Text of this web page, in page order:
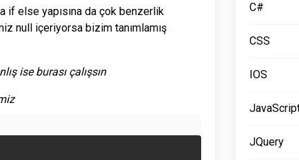
if else yapısına da çok benzerlik
null içeriyorsa bizim tanımlamış
ise burası çalışsın
C#
CSS
IOS
JQuery